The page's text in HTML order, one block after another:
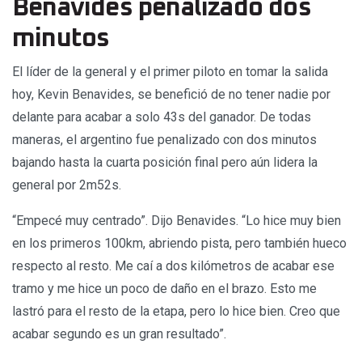
Benavides penalizado dos
minutos
El líder de la general y el primer piloto en tomar la salida
hoy, Kevin Benavides, se benefició de no tener nadie por
delante para acabar a solo 43s del ganador. De todas
maneras, el argentino fue penalizado con dos minutos
bajando hasta la cuarta posición final pero aún lidera la
general por 2m52s.
“Empecé muy centrado”. Dijo Benavides. “Lo hice muy bien
en los primeros 100km, abriendo pista, pero también hueco
respecto al resto. Me caí a dos kilómetros de acabar ese
tramo y me hice un poco de daño en el brazo. Esto me
lastró para el resto de la etapa, pero lo hice bien. Creo que
acabar segundo es un gran resultado”.